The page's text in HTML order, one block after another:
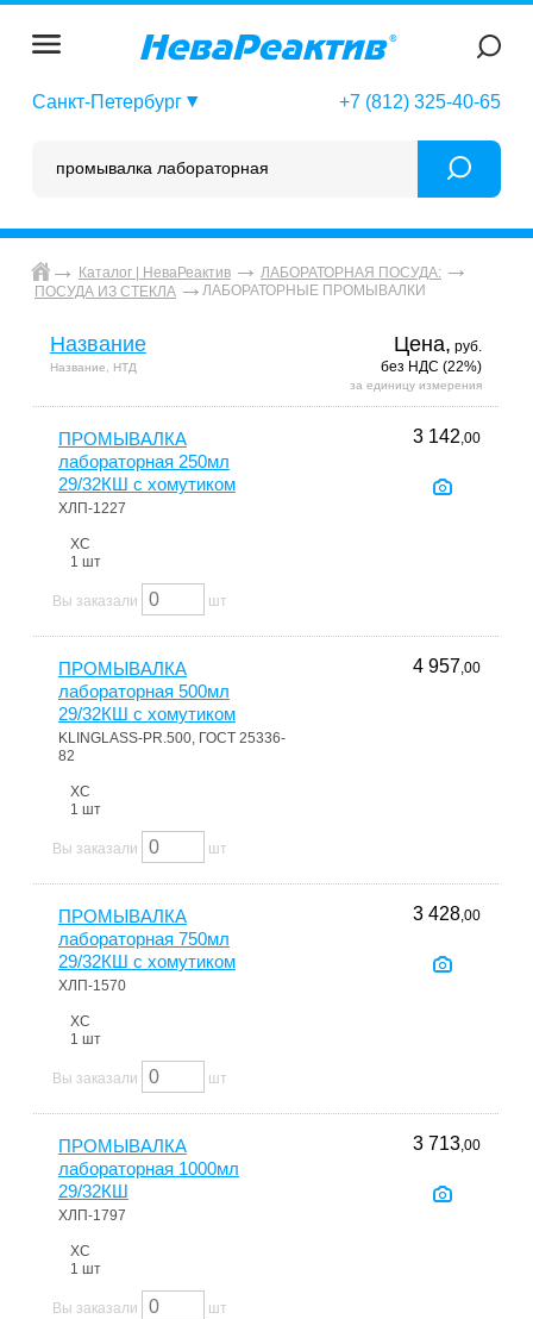
Санкт-Петербург +7 (812) 325-40-65
Каталог | НеваРеактив
ЛАБОРАТОРНАЯ ПОСУДА:
ПОСУДА ИЗ СТЕКЛА
ЛАБОРАТОРНЫЕ ПРОМЫВАЛКИ
Название
Название, НТД
Цена, руб.
без НДС (22%)
за единицу измерения
ПРОМЫВАЛКА
лабораторная 250мл
29/32КШ с хомутиком
ХЛП-1227
ХС
1 шт
3 142,00
Вы заказали шт
ПРОМЫВАЛКА
лабораторная 500мл
29/32КШ с хомутиком
KLINGLASS-PR.500, ГОСТ 25336-
82
ХС
1 шт
4 957,00
Вы заказали шт
ПРОМЫВАЛКА
лабораторная 750мл
29/32КШ с хомутиком
ХЛП-1570
ХС
1 шт
3 428,00
Вы заказали шт
ПРОМЫВАЛКА
лабораторная 1000мл
29/32КШ
ХЛП-1797
ХС
1 шт
3 713,00
Вы заказали шт